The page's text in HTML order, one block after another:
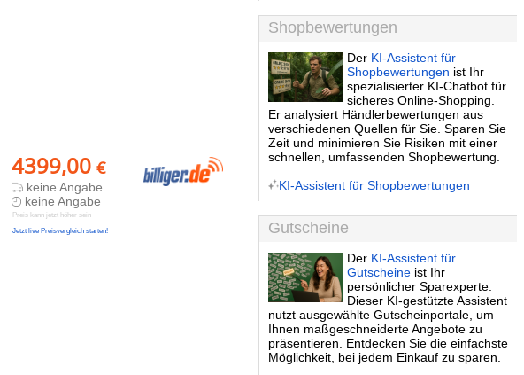
4399,00 €
keine Angabe
keine Angabe
Preis kann jetzt höher sein
Jetzt live Preisvergleich starten!
Shopbewertungen
Der KI-Assistent für
Shopbewertungen ist Ihr
spezialisierter KI-Chatbot für
sicheres Online-Shopping.
Er analysiert Händlerbewertungen aus
verschiedenen Quellen für Sie. Sparen Sie
Zeit und minimieren Sie Risiken mit einer
schnellen, umfassenden Shopbewertung.
KI-Assistent für Shopbewertungen
Gutscheine
Der KI-Assistent für
Gutscheine ist Ihr
persönlicher Sparexperte.
Dieser KI-gestützte Assistent
nutzt ausgewählte Gutscheinportale, um
Ihnen maßgeschneiderte Angebote zu
präsentieren. Entdecken Sie die einfachste
Möglichkeit, bei jedem Einkauf zu sparen.